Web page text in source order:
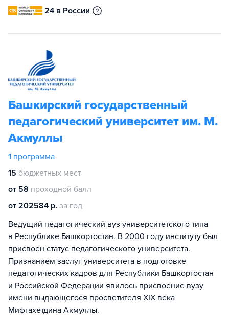
24 в России
Башкирский государственный
педагогический университет им. М.
Акмуллы
1 программа
15 бюджетных мест
от 58 проходной балл
от 202584 р. за год
Ведущий педагогический вуз университетского типа
в Республике Башкортостан. В 2000 году институту был
присвоен статус педагогического университета.
Признанием заслуг университета в подготовке
педагогических кадров для Республики Башкортостан
и Российской Федерации явилось присвоение вузу
имени выдающегося просветителя XIX века
Мифтахетдина Акмуллы.